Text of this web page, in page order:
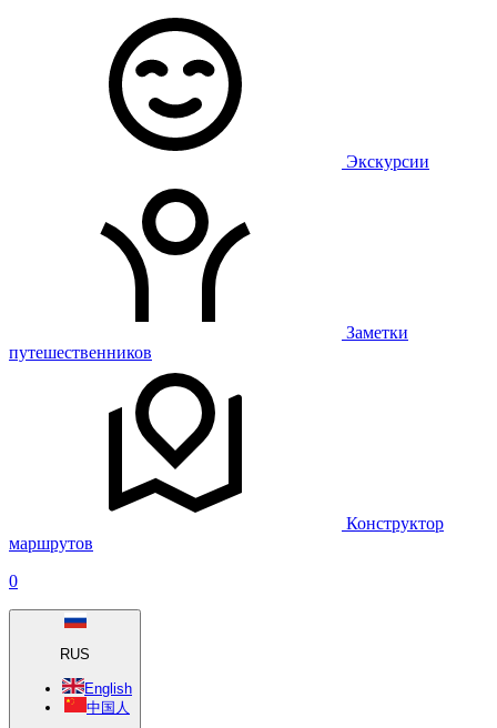
Экскурсии
Заметки
путешественников
Конструктор
маршрутов
0
RUS
English
中国人